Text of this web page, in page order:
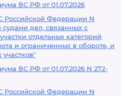
ВС РФ от 01.07.2026
Российской Федерации N
судами дел, связанных с
отдельных категорий
и ограниченных в обороте, и
участков"
ВС РФ от 01.07.2026 N 272-
Российской Федерации N